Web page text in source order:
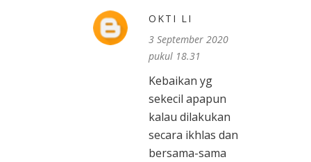
OKTI LI
3 September 2020
pukul 18.31
Kebaikan yg
sekecil apapun
kalau dilakukan
secara ikhlas dan
bersama-sama